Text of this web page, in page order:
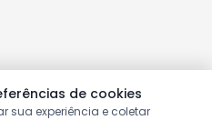
de cookies
sua experiência e coletar